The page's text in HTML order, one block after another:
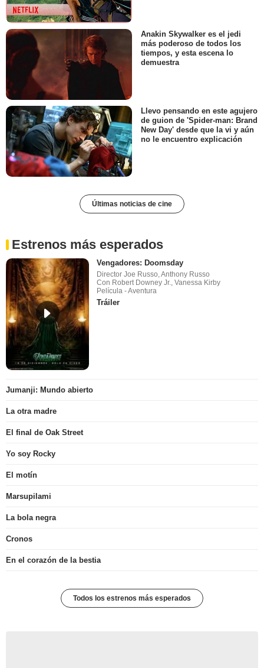
Anakin Skywalker es el jedi
más poderoso de todos los
tiempos, y esta escena lo
demuestra
Llevo pensando en este agujero
de guion de 'Spider-man: Brand
New Day' desde que la vi y aún
no le encuentro explicación
Últimas noticias de cine
Estrenos más esperados
Vengadores: Doomsday
Director Joe Russo, Anthony Russo
Con Robert Downey Jr., Vanessa Kirby
Película - Aventura
Tráiler
Jumanji: Mundo abierto
La otra madre
El final de Oak Street
Yo soy Rocky
El motín
Marsupilami
La bola negra
Cronos
En el corazón de la bestia
Todos los estrenos más esperados